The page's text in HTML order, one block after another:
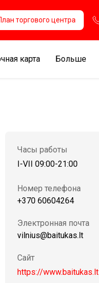
торгового центра
карта Больше
Часы работы
I-VII 09:00-21:00
Номер телефона
+370 60604264
Электронная почта
vilnius@baitukas.lt
Сайт
https://www.baitukas.lt